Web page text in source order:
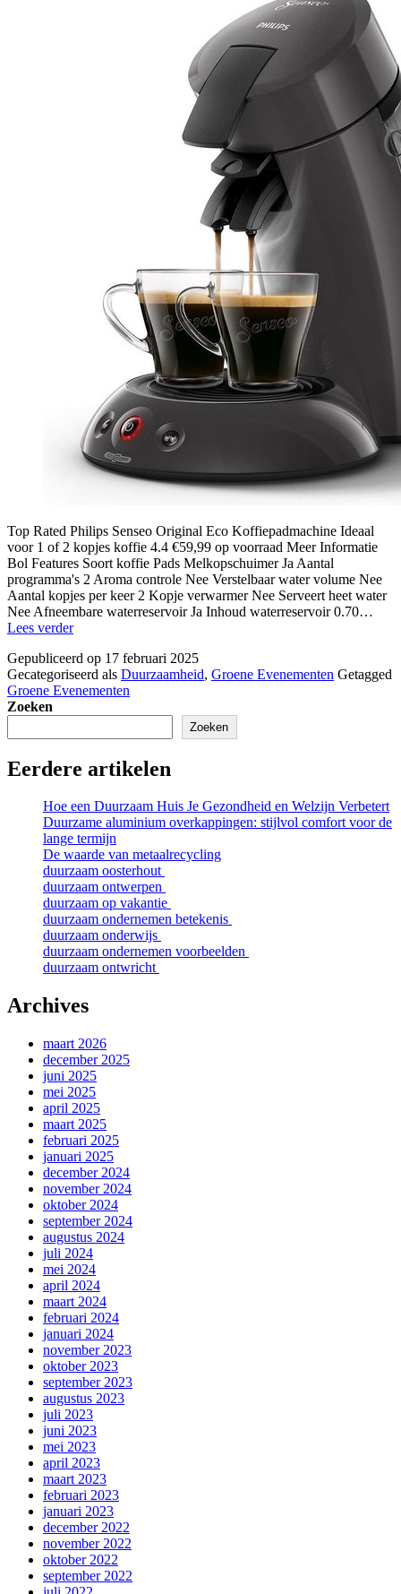
Top Rated Philips Senseo Original Eco Koffiepadmachine Ideaal
voor 1 of 2 kopjes koffie 4.4 €59,99 op voorraad Meer Informatie
Bol Features Soort koffie Pads Melkopschuimer Ja Aantal
programma's 2 Aroma controle Nee Verstelbaar water volume Nee
Aantal kopjes per keer 2 Kopje verwarmer Nee Serveert heet water
Nee Afneembare waterreservoir Ja Inhoud waterreservoir 0.70…
Lees verderduurzaam
Gepubliceerd op 17 februari 2025
Gecategoriseerd als Duurzaamheid, Groene Evenementen Getagged
Groene Evenementen
Zoeken
Zoeken
Eerdere artikelen
Hoe een Duurzaam Huis Je Gezondheid en Welzijn Verbetert
Duurzame aluminium overkappingen: stijlvol comfort voor de
lange termijn
De waarde van metaalrecycling
duurzaam oosterhout
duurzaam ontwerpen
duurzaam op vakantie
duurzaam ondernemen betekenis
duurzaam onderwijs
duurzaam ondernemen voorbeelden
duurzaam ontwricht
Archives
maart 2026
december 2025
juni 2025
mei 2025
april 2025
maart 2025
februari 2025
januari 2025
december 2024
november 2024
oktober 2024
september 2024
augustus 2024
juli 2024
mei 2024
april 2024
maart 2024
februari 2024
januari 2024
november 2023
oktober 2023
september 2023
augustus 2023
juli 2023
juni 2023
mei 2023
april 2023
maart 2023
februari 2023
januari 2023
december 2022
november 2022
oktober 2022
september 2022